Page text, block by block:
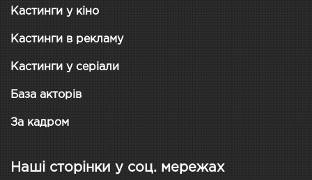
Кастинги у кіно
Кастинги в рекламу
Кастинги у серіали
База акторів
За кадром
Наші сторінки у соц. мережах